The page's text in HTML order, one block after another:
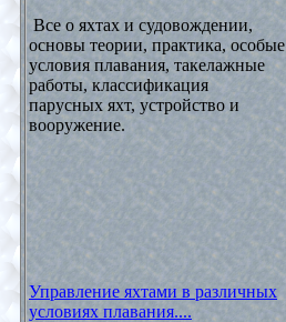
Все о яхтах и судовождении,
основы теории, практика, особые
условия плавания, такелажные
работы, классификация
парусных яхт, устройство и
вооружение.
Управление яхтами в различных
условиях плавания....